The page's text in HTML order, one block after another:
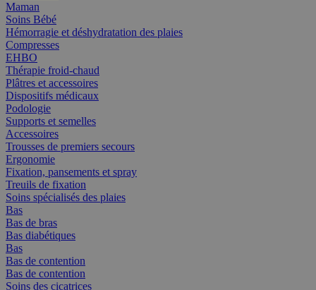
Maman
Soins Bébé
Hémorragie et déshydratation des plaies
Compresses
EHBO
Thérapie froid-chaud
Plâtres et accessoires
Dispositifs médicaux
Podologie
Supports et semelles
Accessoires
Trousses de premiers secours
Ergonomie
Fixation, pansements et spray
Treuils de fixation
Soins spécialisés des plaies
Bas
Bas de bras
Bas diabétiques
Bas
Bas de contention
Bas de contention
Soins des cicatrices